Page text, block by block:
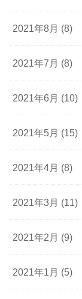
2021年8月 (8)
2021年7月 (8)
2021年6月 (10)
2021年5月 (15)
2021年4月 (8)
2021年3月 (11)
2021年2月 (9)
2021年1月 (5)